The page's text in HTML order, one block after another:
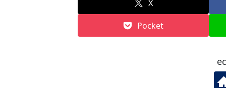
X
Pocket